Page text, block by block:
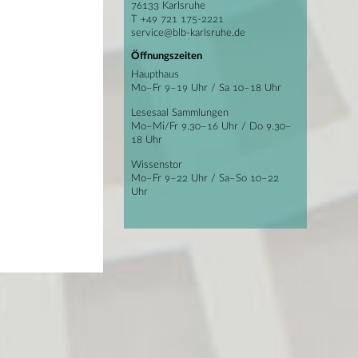
76133 Karlsruhe
T +49 721 175-2221
service@blb-karlsruhe.de
Öffnungszeiten
Haupthaus
Mo–Fr 9–19 Uhr / Sa 10–18 Uhr
Lesesaal Sammlungen
Mo–Mi/Fr 9.30–16 Uhr / Do 9.30–
18 Uhr
Wissenstor
Mo–Fr 9–22 Uhr / Sa–So 10–22
Uhr